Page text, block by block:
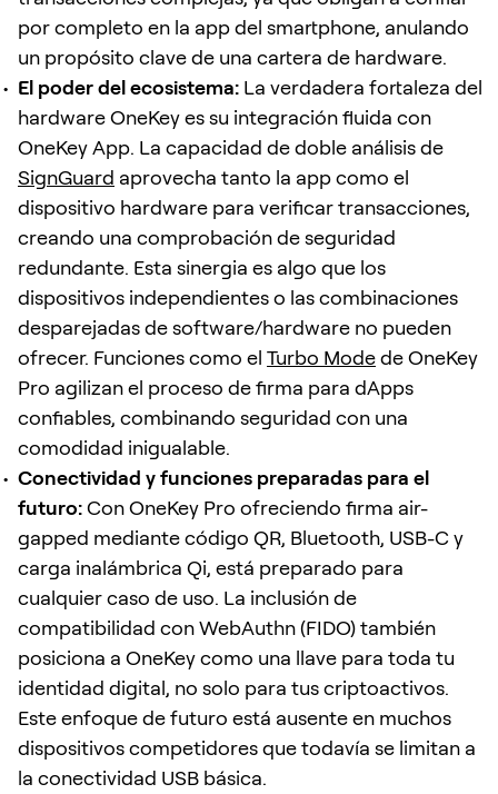
por completo en la app del smartphone, anulando
un propósito clave de una cartera de hardware.
El poder del ecosistema: La verdadera fortaleza del
hardware OneKey es su integración fluida con
OneKey App. La capacidad de doble análisis de
SignGuard aprovecha tanto la app como el
dispositivo hardware para verificar transacciones,
creando una comprobación de seguridad
redundante. Esta sinergia es algo que los
dispositivos independientes o las combinaciones
desparejadas de software/hardware no pueden
ofrecer. Funciones como el Turbo Modede OneKey
Pro agilizan el proceso de firma para dApps
confiables, combinando seguridad con una
comodidad inigualable.
Conectividad y funciones preparadas para el
futuro:Con OneKey Pro ofreciendo firma air-
gapped mediante código QR, Bluetooth, USB-C y
carga inalámbrica Qi, está preparado para
cualquier caso de uso. La inclusión de
compatibilidad con WebAuthn (FIDO) también
posiciona a OneKey como una llave para toda tu
identidad digital, no solo para tus criptoactivos.
Este enfoque de futuro está ausente en muchos
dispositivos competidores que todavía se limitan a
la conectividad USB básica.